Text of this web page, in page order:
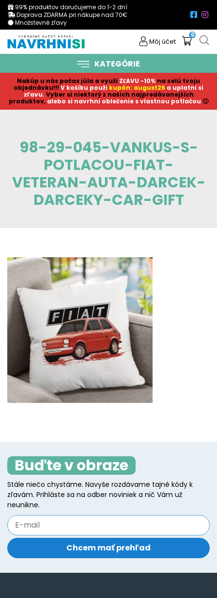
99% produktov doručujeme do 1-2 dní
Doprava ZDARMA pri nákupe nad 70€
Množstevné zľavy
Môj účet
0
KATEGÓRIE
Nakúp u nás počas júla a využi ZĽAVU -10% na celú tvoju
objednávku!!! V košíku použi kupón: august26 a uplatni si
zľavu. Vyber si niektorý z našich najpredávanejších
produktov, alebo si navrhni oblečenie s vlastnou potlačou 🙂
98-29-045-VANKUS-S-
POTLACOU-FIAT-
VETERAN-AUTA-DARCEK-
DARCEKY-CAR-GIFT
Buďte v obraze
Stále niečo chystáme. Navyše rozdávame tajné kódy k
zľavám. Prihláste sa na odber noviniek a nič Vám už
neunikne.